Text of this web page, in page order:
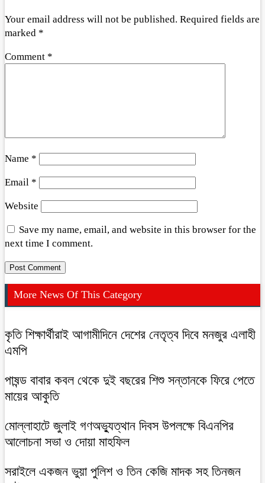
Your email address will not be published. Required fields are
marked *
Comment *
Name *
Email *
Website
Save my name, email, and website in this browser for the
next time I comment.
More News Of This Category
কৃতি শিক্ষার্থীরাই আগামীদিনে দেশের নেতৃত্ব দিবে মনজুর এলাহী
এমপি
পাষন্ড বাবার কবল থেকে দুই বছরের শিশু সন্তানকে ফিরে পেতে
মায়ের আকুতি
মোল্লাহাটে জুলাই গণঅভ্যুত্থান দিবস উপলক্ষে বিএনপির
আলোচনা সভা ও দোয়া মাহফিল
সরাইলে একজন ভুয়া পুলিশ ও তিন কেজি মাদক সহ তিনজন